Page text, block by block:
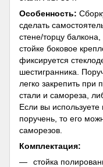
Особенность:
сделать
стене/торцу
стойке боковое
фиксируется
шестигранника.
легко закрепить
стали и самореза,
Если вы
поручень, то его
саморезов.
Комплектация:
стойка